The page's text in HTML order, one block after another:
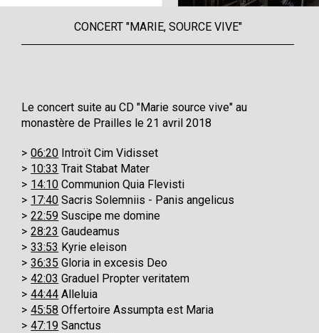
CONCERT "MARIE, SOURCE VIVE"
Le concert suite au CD "Marie source vive" au
monastère de Prailles le 21 avril 2018
06:20 Introït Cim Vidisset
10:33 Trait Stabat Mater
14:10 Communion Quia Flevisti
17:40 Sacris Solemniis - Panis angelicus
22:59 Suscipe me domine
28:23 Gaudeamus
33:53 Kyrie eleison
36:35 Gloria in excesis Deo
42:03 Graduel Propter veritatem
44:44 Alleluia
45:58 Offertoire Assumpta est Maria
47:19 Sanctus